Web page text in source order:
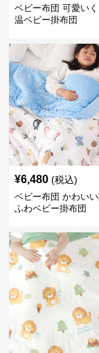
ベビー布団 可愛い
温ベビー掛布団
¥6,480 (税込)
ベビー布団 かわい
ふわベビー掛布団